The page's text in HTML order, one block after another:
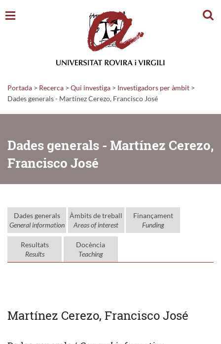
Portada > Recerca > Qui investiga > Investigadors per àmbit >
Dades generals - Martínez Cerezo, Francisco José
Dades generals - Martínez Cerezo,
Francisco José
Dades generals
General information
Àmbits de treball
Areas of interest
Finançament
Funding
Resultats
Results
Docència
Teaching
Martínez Cerezo, Francisco José